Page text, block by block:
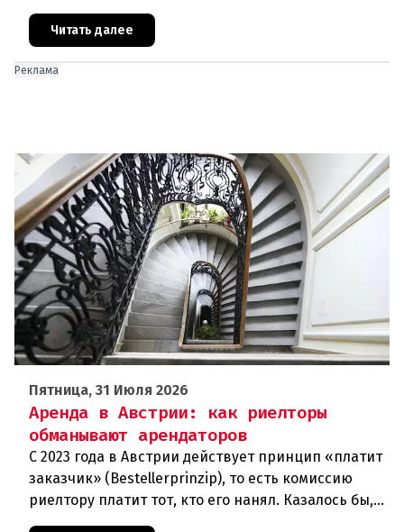
беженцами. Проект стоимостью в 2,4 миллиона
евро из бюджета города вызва
Читать далее
Реклама
Пятница, 31 Июля 2026
Аренда в Австрии: как риелторы
обманывают арендаторов
С 2023 года в Австрии действует принцип «платит
заказчик» (Bestellerprinzip), то есть комиссию
риелтору платит тот, кто его нанял. Казалось бы,
арендаторы вздохнули свободно. Однако